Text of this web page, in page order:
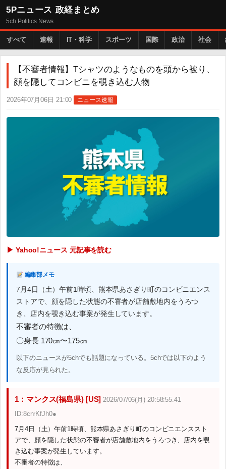
5Pニュース 政経まとめ
5ch Politics News
すべて 速報 IT・科学 スポーツ 国際 政治 社会
【不審者情報】Tシャツのようなものを頭から被り、
顔を隠してコンビニを覗き込む人物
2026年07月06日 21:00 ニュース速報
▶ Yahoo!ニュース 元記事を読む
編集部メモ
7月4日（土）午前1時頃、熊本県あさぎり町のコンビニエンス
ストアで、顔を隠した状態の不審者が店舗敷地内をうろつ
き、店内を覗き込む事案が発生しています。
不審者の特徴は、
〇身長 170㎝〜175㎝
以下のニュースが5chでも話題になっている。5chでは以下のよう
な反応が見られた。
1：マンクス(福島県) [US] 2026/07/06(月) 20:58:55.41
ID:8cnrKfJh0●
7月4日（土）午前1時頃、熊本県あさぎり町のコンビニエンススト
アで、顔を隠した状態の不審者が店舗敷地内をうろつき、店内を覗
き込む事案が発生しています。
不審者の特徴は、